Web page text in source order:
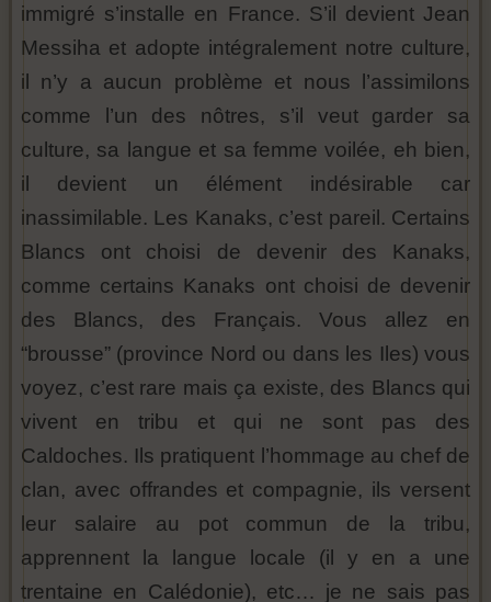
immigré s’installe en France. S’il devient Jean
Messiha et adopte intégralement notre culture,
il n’y a aucun problème et nous l’assimilons
comme l’un des nôtres, s’il veut garder sa
culture, sa langue et sa femme voilée, eh bien,
il devient un élément indésirable car
inassimilable. Les Kanaks, c’est pareil. Certains
Blancs ont choisi de devenir des Kanaks,
comme certains Kanaks ont choisi de devenir
des Blancs, des Français. Vous allez en
“brousse” (province Nord ou dans les Iles) vous
voyez, c’est rare mais ça existe, des Blancs qui
vivent en tribu et qui ne sont pas des
Caldoches. Ils pratiquent l’hommage au chef de
clan, avec offrandes et compagnie, ils versent
leur salaire au pot commun de la tribu,
apprennent la langue locale (il y en a une
trentaine en Calédonie), etc… je ne sais pas